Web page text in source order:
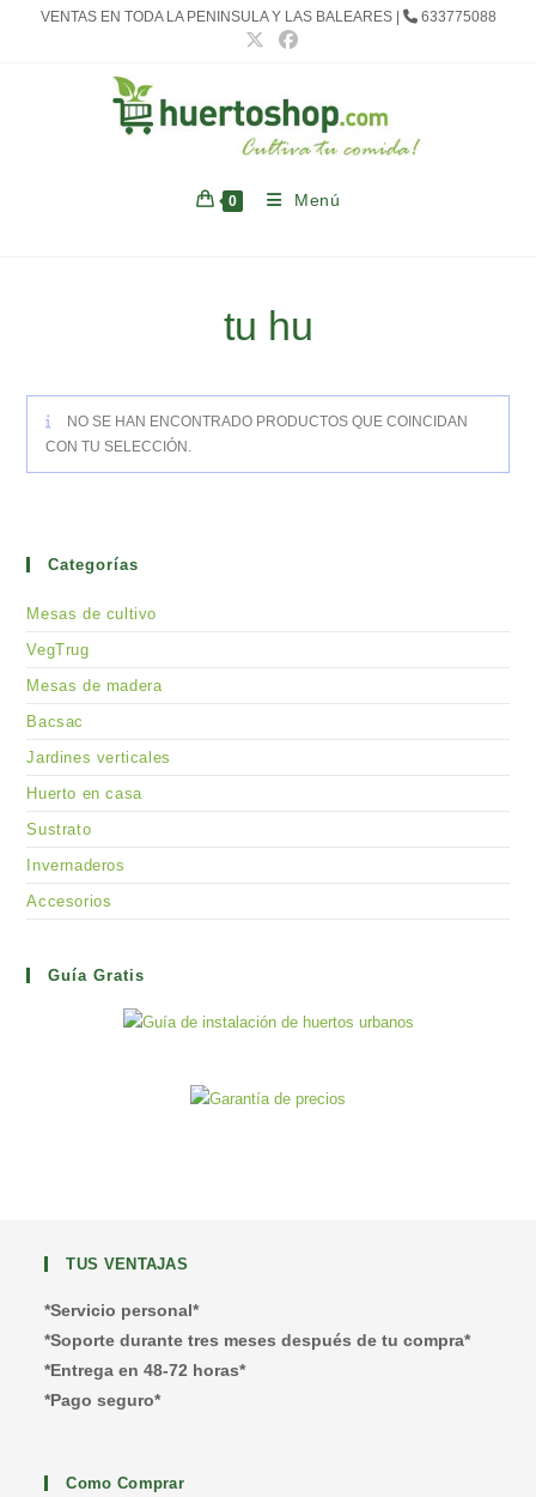
VENTAS EN TODA LA PENINSULA Y LAS BALEARES | 633775088
0 Menú
tu hu
NO SE HAN ENCONTRADO PRODUCTOS QUE COINCIDAN
CON TU SELECCIÓN.
Categorías
Mesas de cultivo
VegTrug
Mesas de madera
Bacsac
Jardines verticales
Huerto en casa
Sustrato
Invernaderos
Accesorios
Guía Gratis
TUS VENTAJAS
*Servicio personal*
*Soporte durante tres meses después de tu compra*
*Entrega en 48-72 horas*
*Pago seguro*
Como Comprar